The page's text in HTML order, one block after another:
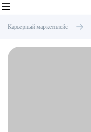
Карьерный маркетплейс